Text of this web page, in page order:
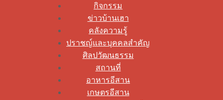
กิจกรรม
ข่าวบ้านเฮา
คลังความรู้
ปราชญ์และบุคคลสำคัญ
ศิลปวัฒนธรรม
สถานที่
อาหารอีสาน
เกษตรอีสาน